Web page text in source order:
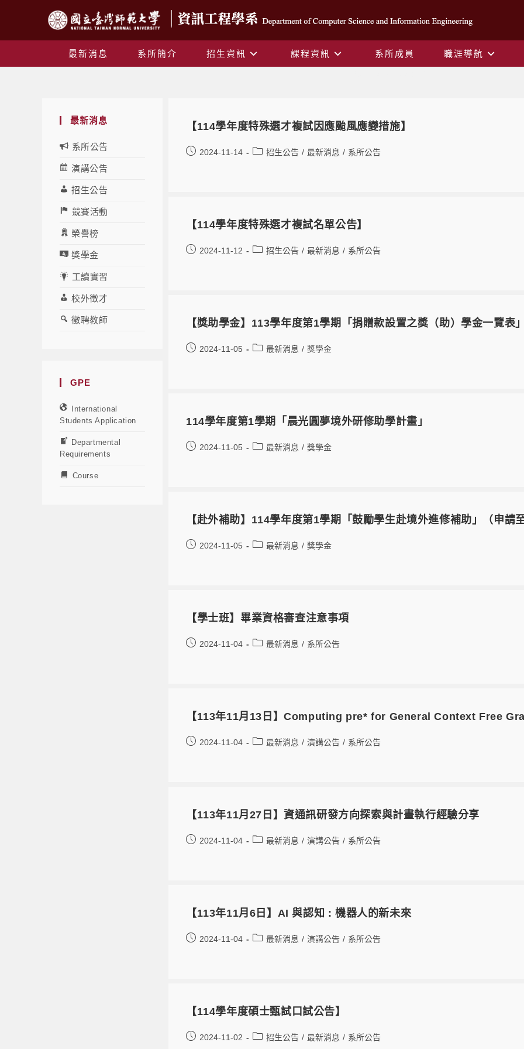
最新消息 系所簡介 招生資訊 課程資訊 系所成員 職涯導航
最新消息
系所公告
演講公告
招生公告
競賽活動
榮譽榜
獎學金
工讀實習
校外徵才
徵聘教師
GPE
International
Students Application
Departmental
Requirements
Course
【114學年度特殊選才複試因應颱風應變措施】
2024-11-14 招生公告 / 最新消息 / 系所公告
【114學年度特殊選才複試名單公告】
2024-11-12 招生公告 / 最新消息 / 系所公告
【獎助學金】113學年度第1學期「捐贈款設置之獎（助）學金一覽表」
2024-11-05 最新消息 / 獎學金
114學年度第1學期「晨光圓夢境外研修助學計畫」
2024-11-05 最新消息 / 獎學金
【赴外補助】114學年度第1學期「鼓勵學生赴境外進修補助」（申請
2024-11-05 最新消息 / 獎學金
【學士班】畢業資格審查注意事項
2024-11-04 最新消息 / 系所公告
【113年11月13日】Computing pre* for General Context Free
2024-11-04 最新消息 / 演講公告 / 系所公告
【113年11月27日】資通訊研發方向探索與計畫執行經驗分享
2024-11-04 最新消息 / 演講公告 / 系所公告
【113年11月6日】AI 與認知 : 機器人的新未來
2024-11-04 最新消息 / 演講公告 / 系所公告
【114學年度碩士甄試口試公告】
2024-11-02 招生公告 / 最新消息 / 系所公告